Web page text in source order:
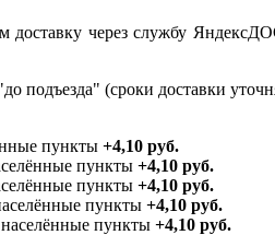
доставку через службу
подъезда" (сроки доставки
пункты +4,10 руб.
пункты +4,10 руб.
пункты +4,10 руб.
пункты +4,10 руб.
населённые пункты +4,10 руб.